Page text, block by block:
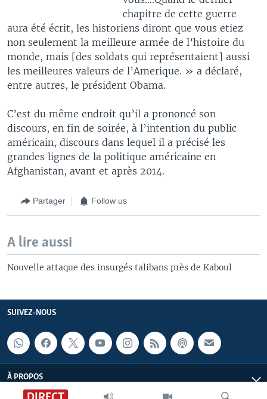
chapitre de cette guerre
aura été écrit, les historiens diront que vous etiez
non seulement la meilleure armée de l’histoire du
monde, mais [des soldats qui représentaient] aussi
les meilleures valeurs de l’Amerique. » a déclaré,
entre autres, le président Obama.
C’est du même endroit qu’il a prononcé son
discours, en fin de soirée, à l’intention du public
américain, discours dans lequel il a précisé les
grandes lignes de la politique américaine en
Afghanistan, avant et après 2014.
Partager Follow us
A lire aussi
Nouvelle attaque des insurgés talibans près de Kaboul
SUIVEZ-NOUS
À PROPOS